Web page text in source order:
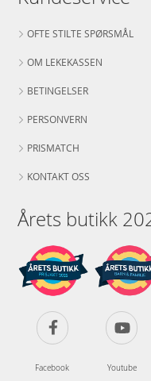
OFTE STILTE SPØRSMÅL
OM LEKEKASSEN
BETINGELSER
PERSONVERN
PRISMATCH
KONTAKT OSS
Årets butikk
Facebook Youtube